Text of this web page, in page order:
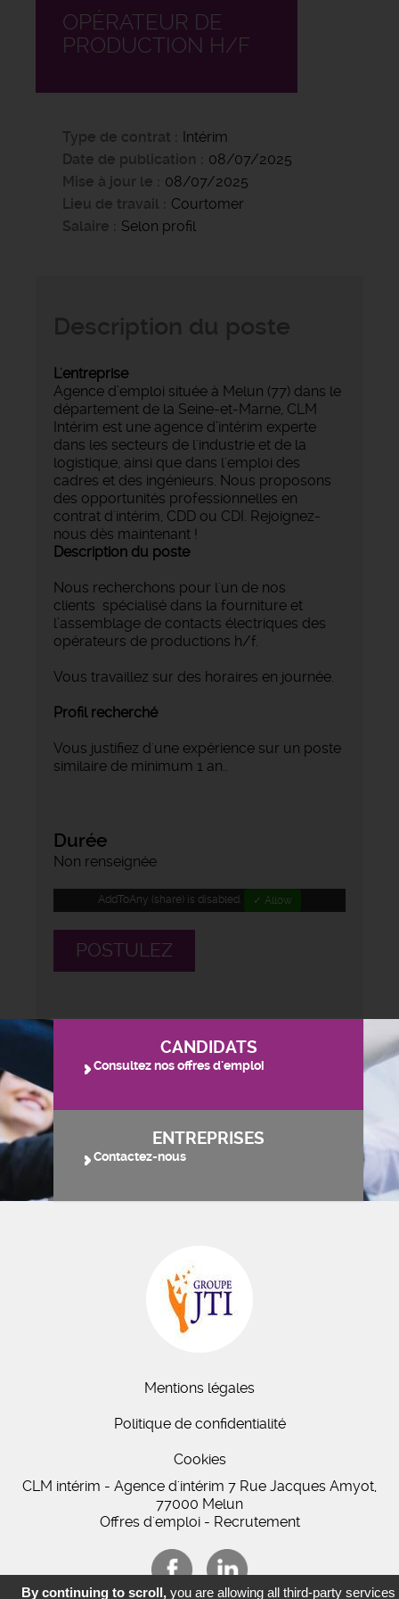
OPÉRATEUR DE
PRODUCTION H/F
Type de contrat
Intérim
Date de publication
08/07/2025
Mise à jour le
08/07/2025
Lieu de travail
Courtomer
Salaire
Selon profil
L'entreprise
Agence d’emploi située à Melun (77) dans le
département de la Seine-et-Marne, CLM
Intérim est une agence d’intérim experte
dans les secteurs de l'industrie et de la
logistique, ainsi que dans l'emploi des
cadres et des ingénieurs. Nous proposons
des opportunités professionnelles en
contrat d'intérim, CDD ou CDI. Rejoignez-
nous dès maintenant !
Description du poste
Nous recherchons pour l'un de nos
clients spécialisé dans la fourniture et
l’assemblage de contacts électriques des
opérateurs de productions h/f.
Vous travaillez sur des horaires en journée.
Profil recherché
Vous justifiez d'une expérience sur un poste
similaire de minimum 1 an..
Durée
Non renseignée
AddToAny (share) is disabled. ✓ Allow
POSTULEZ
CANDIDATS
Consultez nos offres d'emploi
ENTREPRISES
Contactez-nous
Mentions légales
Politique de confidentialité
Cookies
CLM intérim - Agence d'intérim 7 Rue Jacques Amyot,
77000 Melun
Offres d'emploi - Recrutement
By continuing to scroll, you are allowing all third-party services